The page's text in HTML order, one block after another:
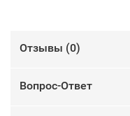
Отзывы (0)
Вопрос-Ответ